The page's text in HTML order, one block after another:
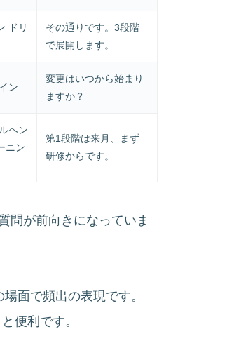
ドリ
その通りです。3段階
で展開します。
ン
変更はいつから始まり
ますか？
ヘン
ニン
第1段階は来月、まず
研修からです。
問が前向きになっていま
面で頻出の表現です。
便利です。